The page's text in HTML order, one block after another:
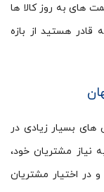
های به روز کالا ها
قادر هستید از بازه
های بسیار زیادی در
نیاز مشتریان خود،
در اختیار مشتریان